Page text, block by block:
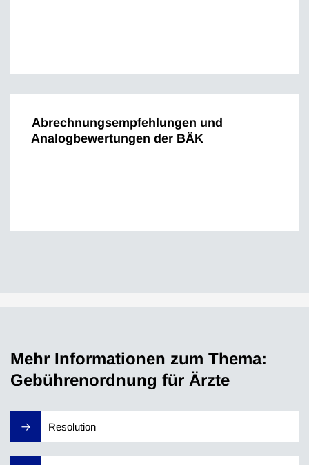
Abrechnungsempfehlungen und
Analogbewertungen der BÄK
Mehr Informationen zum Thema:
Gebührenordnung für Ärzte
Resolution